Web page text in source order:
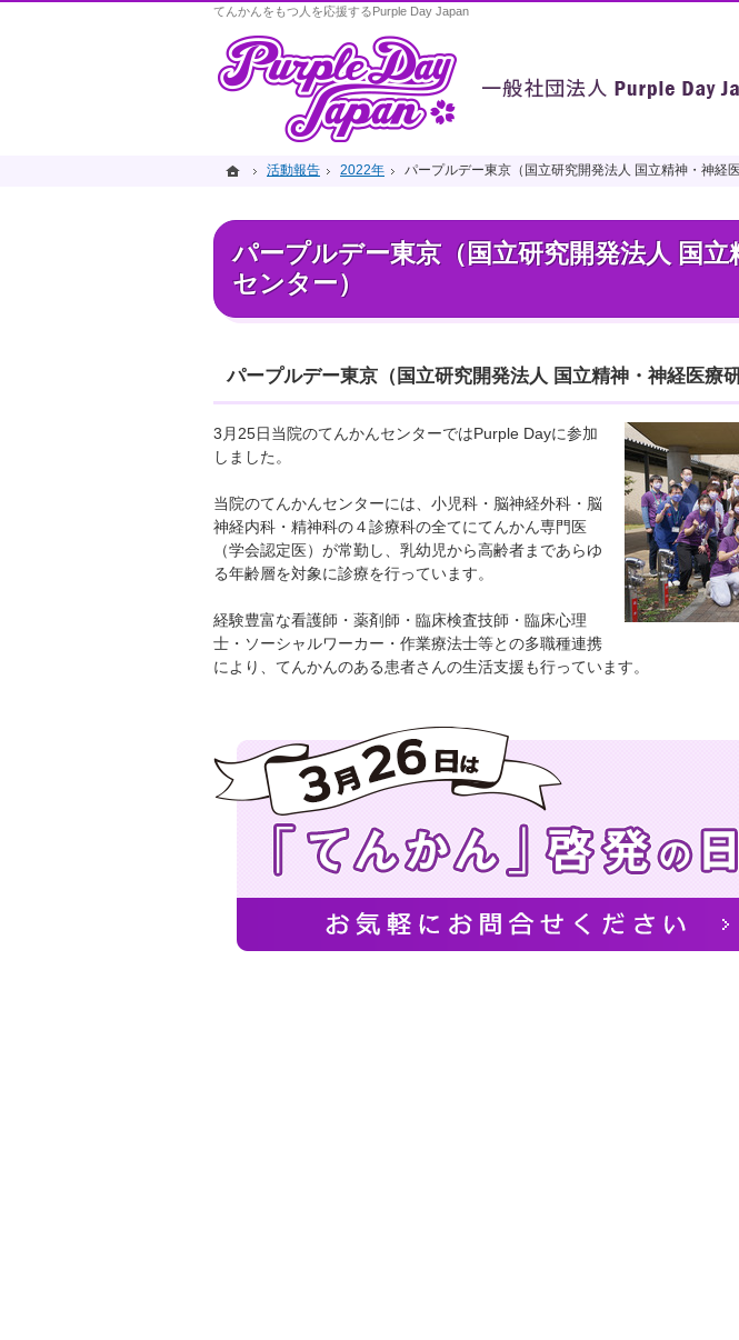
ホーム
活動報告 2022年 パープルデー東京（国立研究開発法人 国立精神・神経
パープルデー東京（国立研究開発法人 国立
センター）
てんかんをもつ人を応援するPurple Day Japan
パープルデー東京（国立研究開発法人 国立精神・神経医療
3月25日当院のてんかんセンターではPurple Dayに参加
しました。
当院のてんかんセンターには、小児科・脳神経外科・脳
神経内科・精神科の４診療科の全てにてんかん専門医
（学会認定医）が常勤し、乳幼児から高齢者まであらゆ
る年齢層を対象に診療を行っています。
経験豊富な看護師・薬剤師・臨床検査技師・臨床心理
士・ソーシャルワーカー・作業療法士等との多職種連携
により、てんかんのある患者さんの生活支援も行っています。
ホーム
活動報告 2022年 パープルデー東京（国立研究開発法人 国立精神・神経